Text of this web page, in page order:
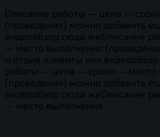
Описание работы — цена —
(проведения) можно добавить
видеообзор сюда жеОписание
— место выполнения
и отзыв клиенты или
работы — цена — сроки — место
(проведения) можно добавить
видеообзор сюда жеОписание
— место выполнения